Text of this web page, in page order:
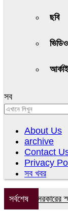
ছবি
ভিডিও
সব
About Us
archive
Contact
Privacy
সব খবর
সর্বশেষ
উদ্দিন সরকারের